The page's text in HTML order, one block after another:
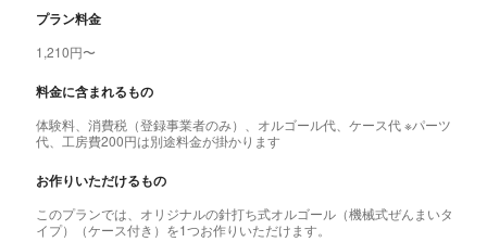
プラン料金
1,210円〜
料金に含まれるもの
体験料、消費税（登録事業者のみ）、オルゴール代、ケース代 ※パーツ
代、工房費200円は別途料金が掛かります
お作りいただけるもの
このプランでは、オリジナルの針打ち式オルゴール（機械式ぜんまいタ
イプ）（ケース付き）を1つお作りいただけます。